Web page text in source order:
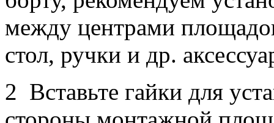
между центрами
стол, ручки и др.
2 Вставьте гайки для